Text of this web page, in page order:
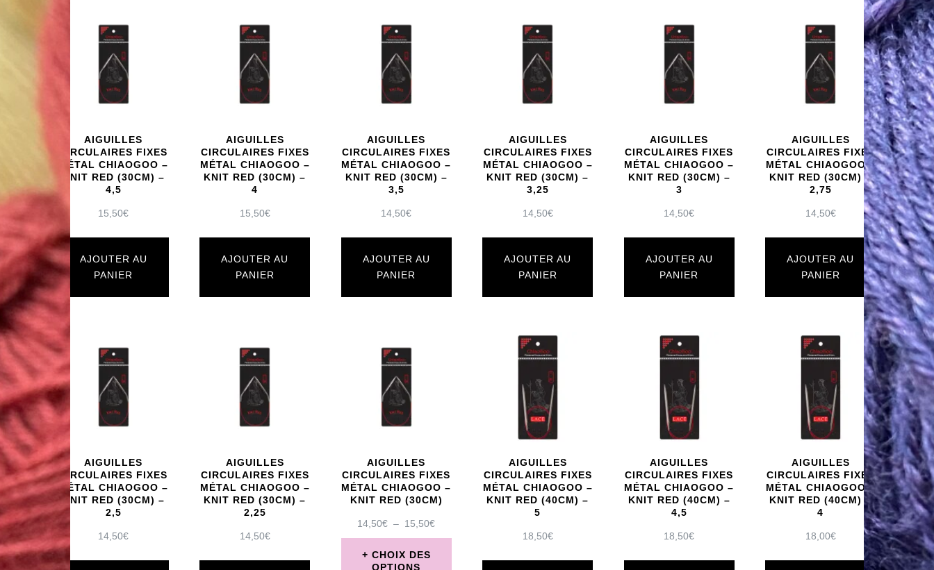
AIGUILLES
CIRCULAIRES FIXES
MÉTAL CHIAOGOO –
KNIT RED (30CM) –
4,5
15,50€
AJOUTER AU
PANIER
AIGUILLES
CIRCULAIRES FIXES
MÉTAL CHIAOGOO –
KNIT RED (30CM) –
4
15,50€
AJOUTER AU
PANIER
AIGUILLES
CIRCULAIRES FIXES
MÉTAL CHIAOGOO –
KNIT RED (30CM) –
3,5
14,50€
AJOUTER AU
PANIER
AIGUILLES
CIRCULAIRES FIXES
MÉTAL CHIAOGOO –
KNIT RED (30CM) –
3,25
14,50€
AJOUTER AU
PANIER
AIGUILLES
CIRCULAIRES FIXES
MÉTAL CHIAOGOO –
KNIT RED (30CM) –
3
14,50€
AJOUTER AU
PANIER
AIGUILLES
CIRCULAIRES FIXES
MÉTAL CHIAOGOO –
KNIT RED (30CM) –
2,75
14,50€
AJOUTER AU
PANIER
AIGUILLES
CIRCULAIRES FIXES
MÉTAL CHIAOGOO –
KNIT RED (30CM) –
2,5
14,50€
AIGUILLES
CIRCULAIRES FIXES
MÉTAL CHIAOGOO –
KNIT RED (30CM) –
2,25
14,50€
AIGUILLES
CIRCULAIRES FIXES
MÉTAL CHIAOGOO –
KNIT RED (30CM)
14,50€ – 15,50€PLAGE
DE
CHOIX DES
OPTIONS
AIGUILLES
CIRCULAIRES FIXES
MÉTAL CHIAOGOO –
KNIT RED (40CM) –
5
18,50€
AIGUILLES
CIRCULAIRES FIXES
MÉTAL CHIAOGOO –
KNIT RED (40CM) –
4,5
18,50€
AIGUILLES
CIRCULAIRES FIXES
MÉTAL CHIAOGOO –
KNIT RED (40CM) –
4
18,00€